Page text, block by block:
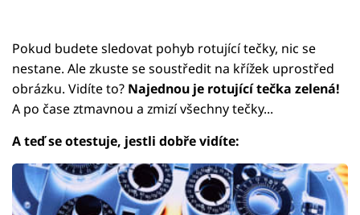
Pokud budete sledovat pohyb rotující tečky, nic se
nestane. Ale zkuste se soustředit na křížek uprostřed
obrázku. Vidíte to? Najednou je rotující tečka zelená!
A po čase ztmavnou a zmizí všechny tečky...
A teď se otestuje, jestli dobře vidíte: